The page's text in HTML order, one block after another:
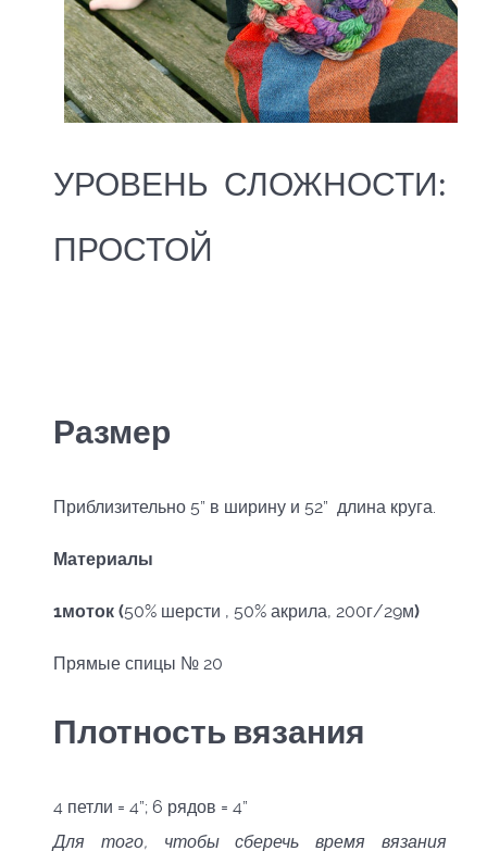
УРОВЕНЬ СЛОЖНОСТИ:
ПРОСТОЙ
Размер
Приблизительно 5” в ширину и 52” длина круга.
Материалы
1моток (50% шерсти , 50% акрила, 200г/29м)
Прямые спицы № 20
Плотность вязания
4 петли = 4”; 6 рядов = 4”
Для того, чтобы сберечь время вязания